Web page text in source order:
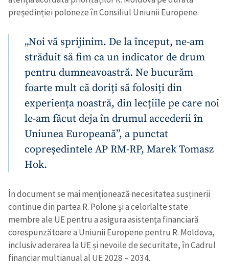
președinției poloneze în Consiliul Uniunii Europene.
„Noi vă sprijinim. De la început, ne-am
străduit să fim ca un indicator de drum
pentru dumneavoastră. Ne bucurăm
foarte mult că doriți să folosiți din
experiența noastră, din lecțiile pe care noi
le-am făcut deja în drumul accederii în
Uniunea Europeană”, a punctat
copreședintele AP RM-RP, Marek Tomasz
Hok.
În document se mai menționează necesitatea susținerii
continue din partea R. Polone și a celorlalte state
membre ale UE pentru a asigura asistența financiară
corespunzătoare a Uniunii Europene pentru R. Moldova,
inclusiv aderarea la UE și nevoile de securitate, în Cadrul
financiar multianual al UE 2028 – 2034.